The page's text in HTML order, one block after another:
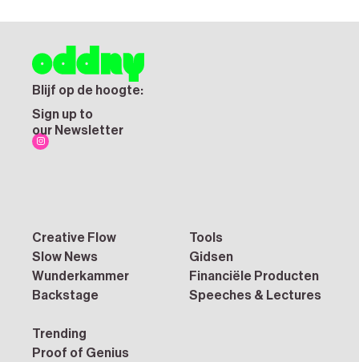
Blijf op de hoogte:
Sign up to
our Newsletter
Creative Flow
Slow News
Wunderkammer
Backstage
Tools
Gidsen
Financiële Producten
Speeches & Lectures
Trending
Proof of Genius